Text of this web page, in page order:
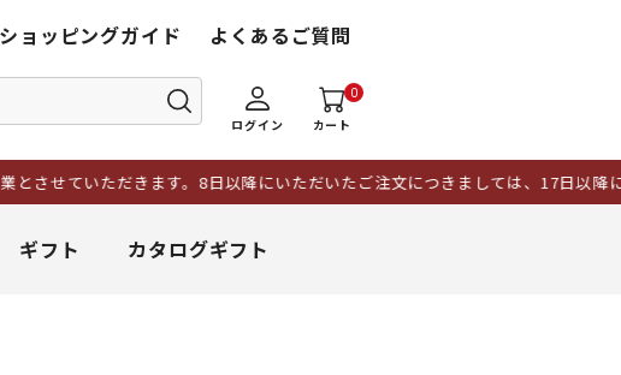
ショッピングガイド よくあるご質問
ログイン
0
カート
ていただきます。8日以降にいただいたご注文につきましては、17日以降に
ギフト カタログギフト